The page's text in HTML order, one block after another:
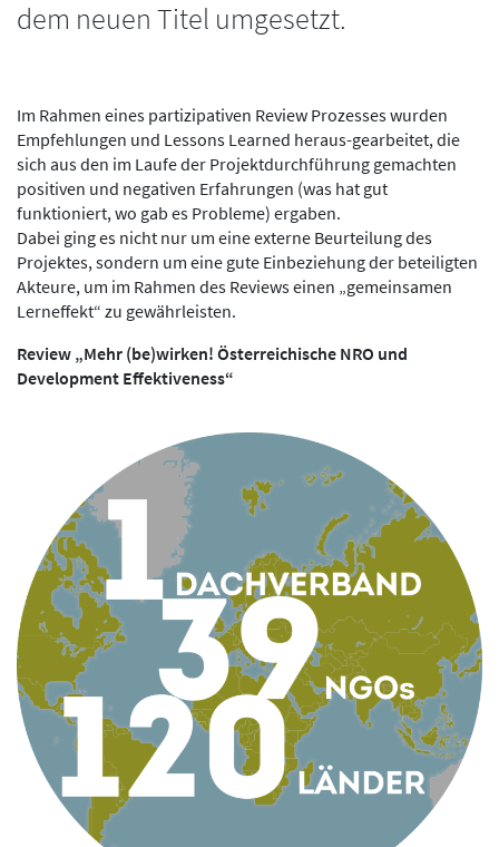
dem neuen Titel umgesetzt.
Im Rahmen eines partizipativen Review Prozesses wurden
Empfehlungen und Lessons Learned heraus-gearbeitet, die
sich aus den im Laufe der Projektdurchführung gemachten
positiven und negativen Erfahrungen (was hat gut
funktioniert, wo gab es Probleme) ergaben.
Dabei ging es nicht nur um eine externe Beurteilung des
Projektes, sondern um eine gute Einbeziehung der beteiligten
Akteure, um im Rahmen des Reviews einen „gemeinsamen
Lerneffekt“ zu gewährleisten.
Review „Mehr (be)wirken! Österreichische NRO und
Development Effektiveness“